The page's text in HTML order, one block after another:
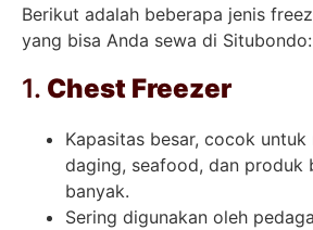
Berikut adalah beberapa jenis
yang bisa Anda sewa di Situbondo:
1. Chest Freezer
Kapasitas besar, cocok untuk
daging, seafood, dan produk
banyak.
Sering digunakan oleh